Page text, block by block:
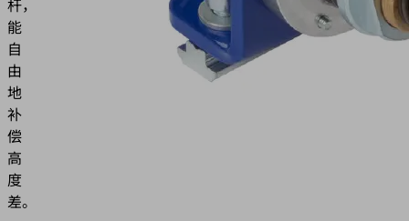
杆，
能
自
由
地
补
偿
高
度
差。